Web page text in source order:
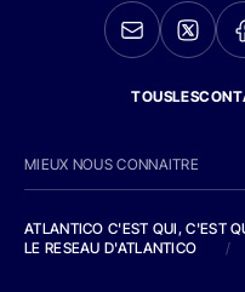
MIEUX NOUS CONNAITRE
ATLANTICO C'EST QUI, C'EST
LE RESEAU D'ATLANTICO
/